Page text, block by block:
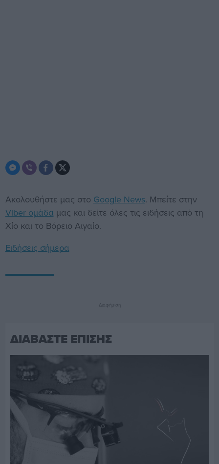
Ακολουθήστε μας στο Google News. Μπείτε στην
Viber ομάδα μας και δείτε όλες τις ειδήσεις από τη
Χίο και το Βόρειο Αιγαίο.
Ειδήσεις σήμερα
Διαφήμιση
ΔΙΑΒΑΣΤΕ ΕΠΙΣΗΣ